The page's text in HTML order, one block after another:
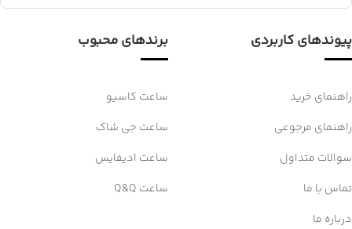
پیوندهای کاربردی
راهنمای خرید
راهنمای مرجوعی
سوالات متداول
تماس با ما
درباره ما
برندهای محبوب
ساعت کاسیو
ساعت جی شاک
ساعت ادیفایس
ساعت Q&Q